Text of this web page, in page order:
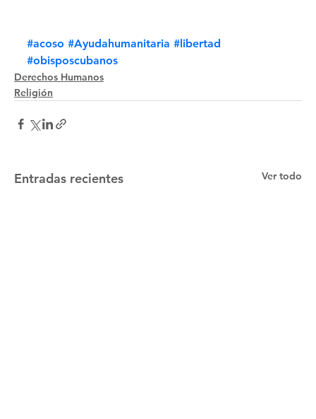
#acoso #Ayudahumanitaria #libertad
#obisposcubanos
Derechos Humanos
Religión
Entradas recientes Ver todo